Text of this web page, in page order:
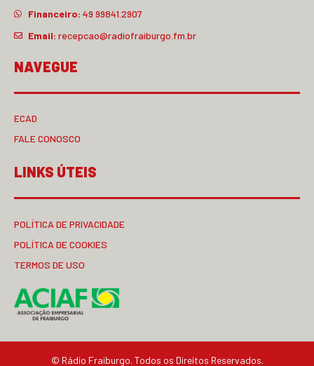
Financeiro: 49 99841.2907
Email: recepcao@radiofraiburgo.fm.br
NAVEGUE
ECAD
FALE CONOSCO
LINKS ÚTEIS
POLÍTICA DE PRIVACIDADE
POLÍTICA DE COOKIES
TERMOS DE USO
© Rádio Fraiburgo. Todos os Direitos Reservados.